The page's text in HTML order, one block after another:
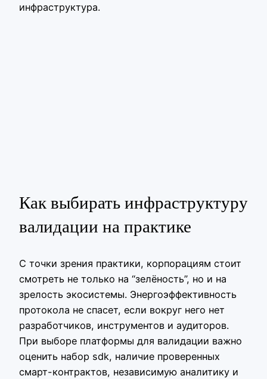
инфраструктура.
Как выбирать инфраструктуру
валидации на практике
С точки зрения практики, корпорациям стоит
смотреть не только на “зелёность”, но и на
зрелость экосистемы. Энергоэффективность
протокола не спасет, если вокруг него нет
разработчиков, инструментов и аудиторов.
При выборе платформы для валидации важно
оценить набор sdk, наличие проверенных
смарт-контрактов, независимую аналитику и